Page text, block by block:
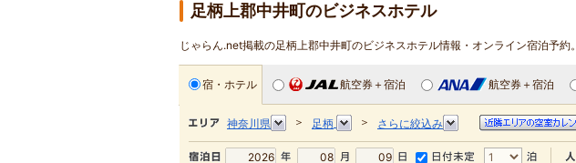
足柄上郡中井町のビジネスホテル
じゃらん.net掲載の足柄上郡中井町のビジネスホテル情報・オンライン宿泊予約。
宿・ホテル 航空券＋宿泊 航空券＋宿泊
神奈川県 ＞ 足柄 ＞ さらに絞込み